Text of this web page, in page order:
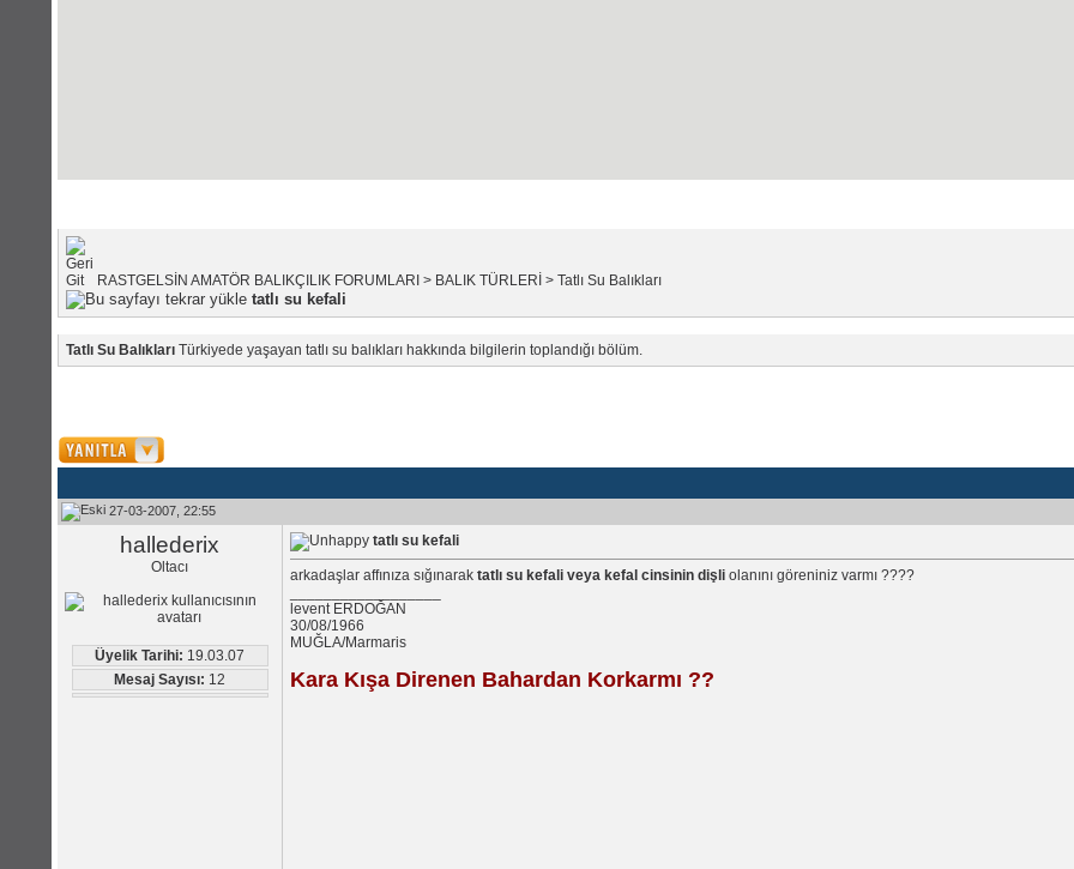
RASTGELSİN AMATÖR BALIKÇILIK FORUMLARI > BALIK TÜRLERİ >Tatlı Su Balıkları
tatlı su kefali
Tatlı Su Balıkları Türkiyede yaşayan tatlı su balıkları hakkında bilgilerin toplandığı bölüm.
27-03-2007, 22:55
hallederix
Oltacı
Üyelik Tarihi: 19.03.07
Mesaj Sayısı: 12
tatlı su kefali
arkadaşlar affınıza sığınaraktatlı su kefali veya kefal cinsinin dişliolanını göreniniz varmı ????
levent ERDOĞAN
30/08/1966
MUĞLA/Marmaris
Kara Kışa Direnen Bahardan Korkarmı ??